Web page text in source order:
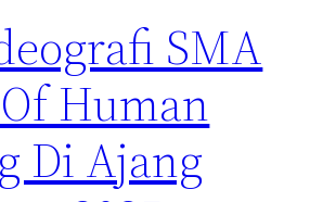
SMA
Human
Di Ajang